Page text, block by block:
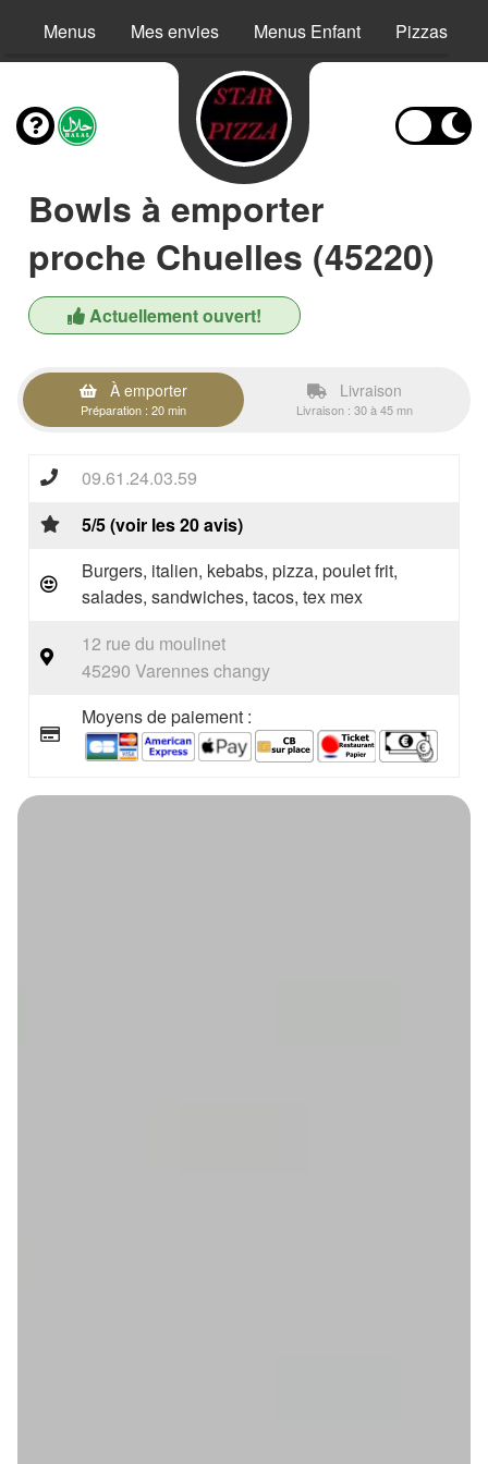
Menus Mes envies Menus Enfant Pizzas
Bowls à emporter
proche Chuelles (45220)
Actuellement ouvert!
À emporter
Préparation : 20 min
Livraison
Livraison : 30 à 45 mn
09.61.24.03.59
5/5 (voir les 20 avis)
Burgers, italien, kebabs, pizza, poulet frit,
salades, sandwiches, tacos, tex mex
12 rue du moulinet
45290 Varennes changy
Moyens de paiement :